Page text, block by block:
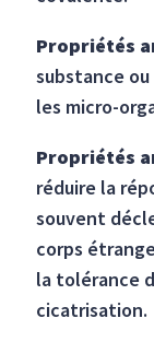
Propriétés
substance
les micro-
Propriétés
réduire la
souvent
corps
la tolérance
cicatrisation.